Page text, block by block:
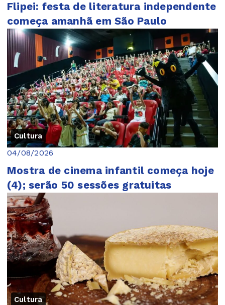
Flipei: festa de literatura independente
começa amanhã em São Paulo
Cultura
04/08/2026
Mostra de cinema infantil começa hoje
(4); serão 50 sessões gratuitas
Cultura